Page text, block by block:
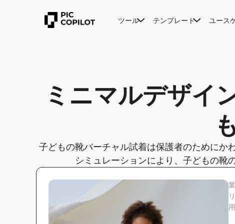
ツール テンプレート ユース
ミニマルデザイ
子どもの靴バーチャル試着は保護者のためにか
シミュレーションにより、子どもの靴
リ